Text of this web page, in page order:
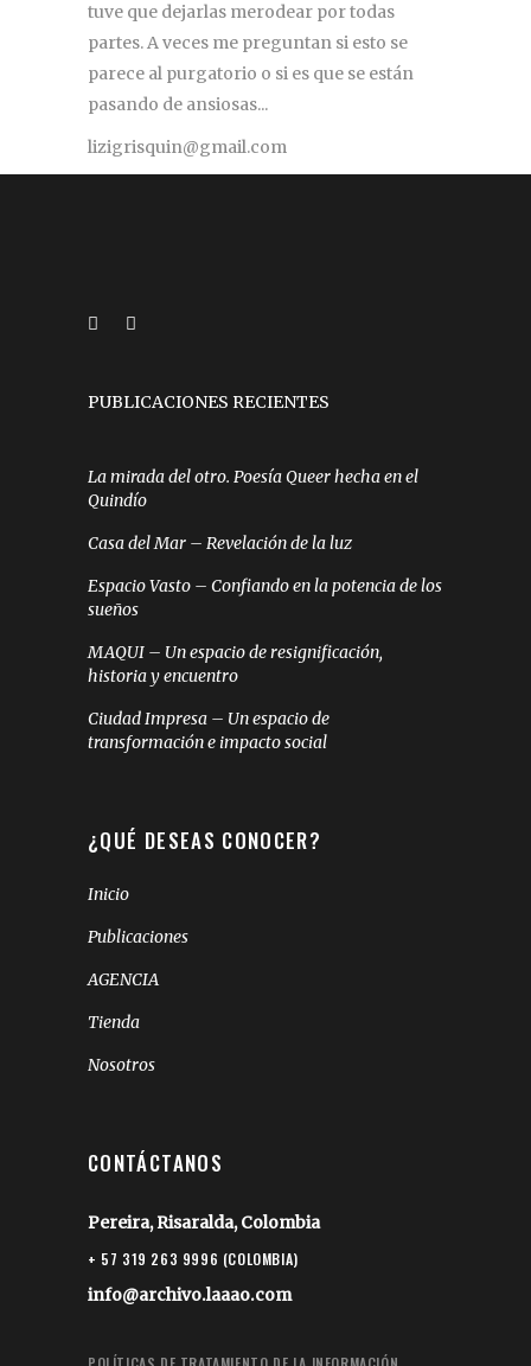
tuve que dejarlas merodear por todas
partes. A veces me preguntan si esto se
parece al purgatorio o si es que se están
pasando de ansiosas...
lizigrisquin@gmail.com
PUBLICACIONES RECIENTES
La mirada del otro. Poesía Queer hecha en el
Quindío
Casa del Mar – Revelación de la luz
Espacio Vasto – Confiando en la potencia de los
sueños
MAQUI – Un espacio de resignificación,
historia y encuentro
Ciudad Impresa – Un espacio de
transformación e impacto social
¿QUÉ DESEAS CONOCER?
Inicio
Publicaciones
AGENCIA
Tienda
Nosotros
CONTÁCTANOS
Pereira, Risaralda, Colombia
+ 57 319 263 9996 (COLOMBIA)
info@archivo.laaao.com